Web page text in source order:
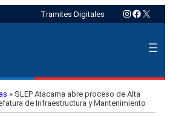
Tramites Digitales Instagram
X
» SLEP Atacama abre proceso de Alta
de Infraestructura y Mantenimiento